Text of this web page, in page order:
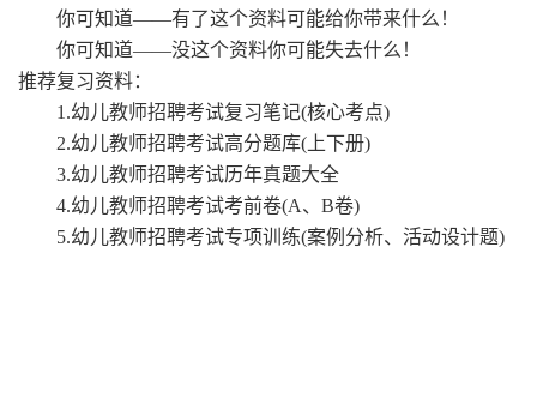
你可知道——有了这个资料可能给你带来什么！
你可知道——没这个资料你可能失去什么！
推荐复习资料：
1.幼儿教师招聘考试复习笔记(核心考点)
2.幼儿教师招聘考试高分题库(上下册)
3.幼儿教师招聘考试历年真题大全
4.幼儿教师招聘考试考前卷(A、B卷)
5.幼儿教师招聘考试专项训练(案例分析、活动设计题)